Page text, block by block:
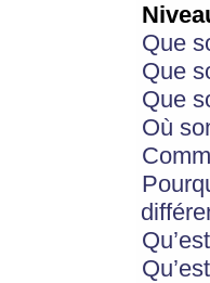
Que
Que
Que
Où